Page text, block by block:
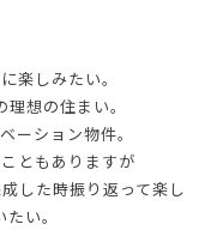
楽しみたい。
想の住まい。
ーション物件。
ともありますが
した時振り返って楽し
い。